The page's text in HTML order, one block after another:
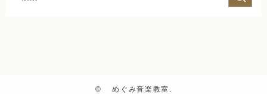
© めぐみ音楽教室.